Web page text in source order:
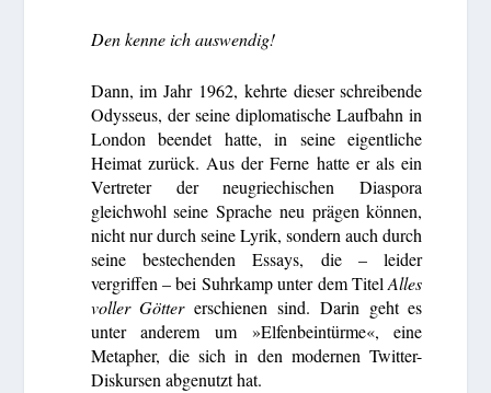
Den kenne ich auswendig!
Dann, im Jahr 1962, kehrte dieser schreibende
Odysseus, der seine diplomatische Laufbahn in
London beendet hatte, in seine eigentliche
Heimat zurück. Aus der Ferne hatte er als ein
Vertreter der neugriechischen Diaspora
gleichwohl seine Sprache neu prägen können,
nicht nur durch seine Lyrik, sondern auch durch
seine bestechenden Essays, die – leider
vergriffen – bei Suhrkamp unter dem TitelAlles
voller Göttererschienen sind. Darin geht es
unter anderem um »Elfenbeintürme«, eine
Metapher, die sich in den modernen Twitter-
Diskursen abgenutzt hat.